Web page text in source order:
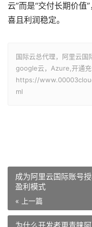
云”而是“交付长期价值
喜且利润稳定。
国际云总代理，阿里云国
google云，Azure,开通
https://
ml
成为阿里云国际账号
盈利模式
« 上一篇
为什么开发者更青睐